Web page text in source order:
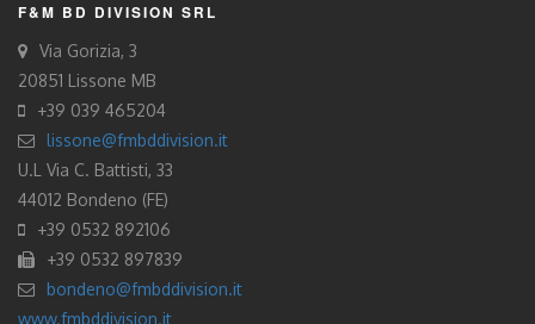
F&M BD DIVISION SRL
Via Gorizia, 3
20851 Lissone MB
+39 039 465204
lissone@fmbddivision.it
U.L Via C. Battisti, 33
44012 Bondeno (FE)
+39 0532 892106
+39 0532 897839
bondeno@fmbddivision.it
www.fmbddivision.it